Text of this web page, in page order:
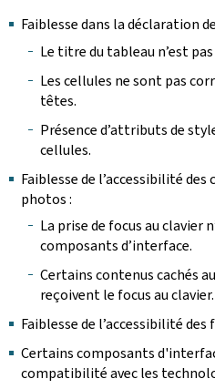
Faiblesse dans la déclaration
Le titre du tableau n’est
Les cellules ne sont pas
têtes.
Présence d’attributs de
cellules.
Faiblesse de l’accessibilité
photos :
La prise de focus au clavier
composants d’interface.
Certains contenus cachés
reçoivent le focus au clavier.
Faiblesse de l’accessibilité
Certains composants
compatibilité avec les